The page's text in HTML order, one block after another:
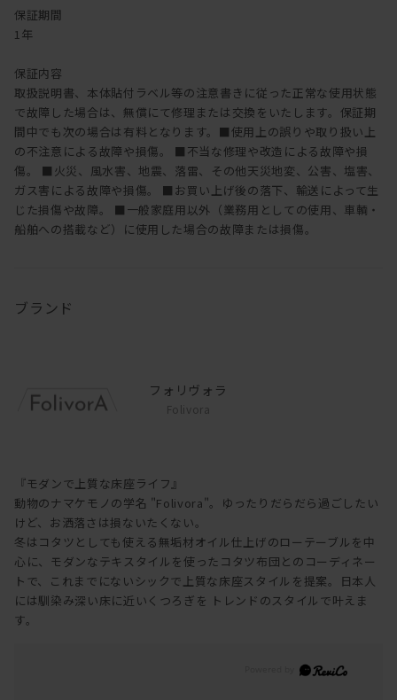
保証期間
1年
保証内容
取扱説明書、本体貼付ラベル等の注意書きに従った正常な使用状態
で故障した場合は、無償にて修理または交換をいたします。保証期
間中でも次の場合は有料となります。■使用上の誤りや取り扱い上
の不注意による故障や損傷。 ■不当な修理や改造による故障や損
傷。 ■火災、風水害、地震、落雷、その他天災地変、公害、塩害、
ガス害による故障や損傷。 ■お買い上げ後の落下、輸送によって生
じた損傷や故障。 ■一般家庭用以外（業務用としての使用、車輌・
船舶への搭載など）に使用した場合の故障または損傷。
ブランド
フォリヴォラ
Folivora
『モダンで上質な床座ライフ』
動物のナマケモノの学名 "Folivora"。ゆったりだらだら過ごしたい
けど、お洒落さは損ないたくない。
冬はコタツとしても使える無垢材オイル仕上げのローテーブルを中
心に、モダンなテキスタイルを使ったコタツ布団とのコーディネー
トで、これまでにないシックで上質な床座スタイルを提案。日本人
には馴染み深い床に近いくつろぎを トレンドのスタイルで叶えま
す。